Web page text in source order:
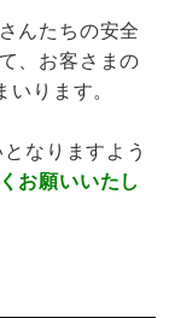
んたちの安全
、お客さまの
ります。
なりますよう
お願いいたし